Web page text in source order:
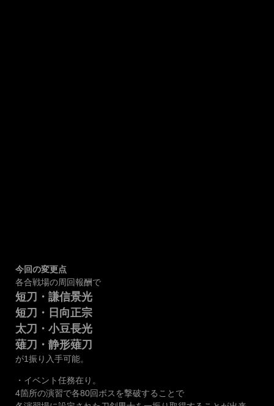
今回の変更点
各合戦場の周回報酬で
短刀・謙信景光
短刀・日向正宗
太刀・小豆長光
薙刀・静形薙刀
が1振り入手可能。
・イベント任務在り。
4箇所の演習で各80回ボスを撃破することで